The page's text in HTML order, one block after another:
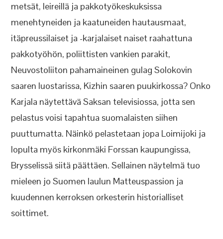
metsät, leireillä ja pakkotyökeskuksissa
menehtyneiden ja kaatuneiden hautausmaat,
itäpreussilaiset ja -karjalaiset naiset raahattuna
pakkotyöhön, poliittisten vankien parakit,
Neuvostoliiton pahamaineinen gulag Solokovin
saaren luostarissa, Kizhin saaren puukirkossa? Onko
Karjala näytettävä Saksan televisiossa, jotta sen
pelastus voisi tapahtua suomalaisten siihen
puuttumatta. Näinkö pelastetaan jopa Loimijoki ja
lopulta myös kirkonmäki Forssan kaupungissa,
Brysselissä siitä päättäen. Sellainen näytelmä tuo
mieleen jo Suomen laulun Matteuspassion ja
kuudennen kerroksen orkesterin historialliset
soittimet.